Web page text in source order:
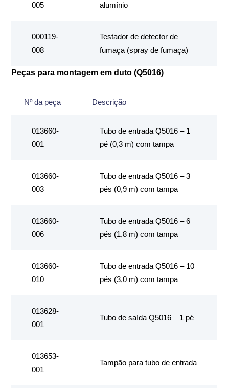
005
alumínio
000119-
008
Testador de detector de
fumaça (spray de fumaça)
Peças para montagem em duto (Q5016)
Nº da peça Descrição
013660-
001
Tubo de entrada Q5016 – 1
pé (0,3 m) com tampa
013660-
003
Tubo de entrada Q5016 – 3
pés (0,9 m) com tampa
013660-
006
Tubo de entrada Q5016 – 6
pés (1,8 m) com tampa
013660-
010
Tubo de entrada Q5016 – 10
pés (3,0 m) com tampa
013628-
001
Tubo de saída Q5016 – 1 pé
013653-
001
Tampão para tubo de entrada